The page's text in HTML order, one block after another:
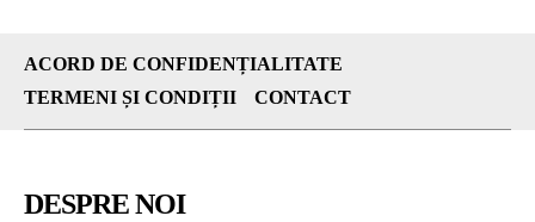
ACORD DE CONFIDENȚIALITATE
TERMENI ȘI CONDIȚII
CONTACT
DESPRE NOI